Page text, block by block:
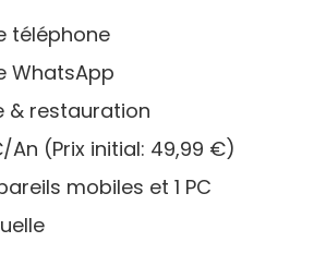
téléphone
WhatsApp
& restauration
An (Prix initial: 49,99 €)
mobiles et 1 PC